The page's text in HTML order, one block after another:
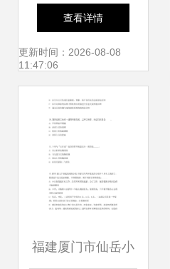
以城市展厅迭新商
办封面，厦门市仙
岳小学 教育创新引
领未来
查看详情
更新时间：2026-08-08
11:47:06
福建厦门市仙岳小